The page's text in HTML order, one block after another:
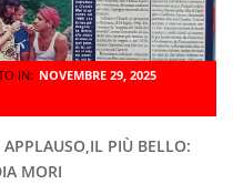
IN: NOVEMBRE 29, 2025
PIÙ BELLO:
MORI